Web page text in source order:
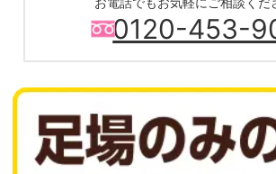
0120-453-